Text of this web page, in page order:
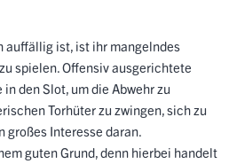
auffällig ist, ist ihr mangelndes
spielen. Offensiv ausgerichtete
den Slot, um die Abwehr zu
Torhüter zu zwingen, sich zu
großes Interesse daran.
guten Grund, denn hierbei handelt